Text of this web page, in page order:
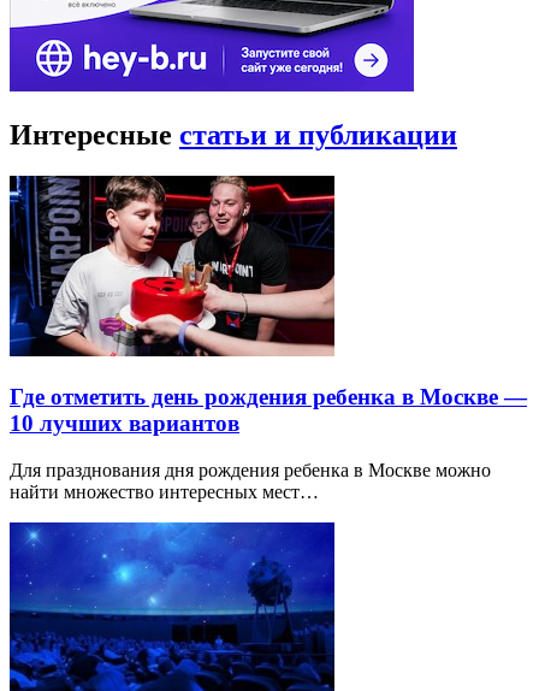
Интересные статьи и публикации
Где отметить день рождения ребенка в Москве —
10 лучших вариантов
Для празднования дня рождения ребенка в Москве можно
найти множество интересных мест…